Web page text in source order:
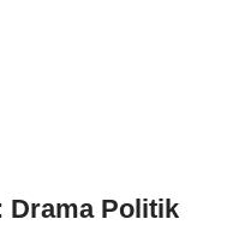
Drama Politik